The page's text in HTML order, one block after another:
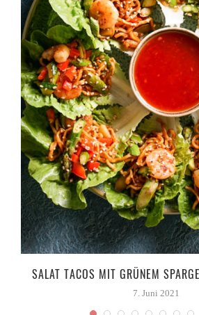
SALAT TACOS MIT GRÜNEM
7. Juni 2021